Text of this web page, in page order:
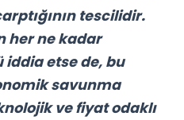
tescilidir.
her ne kadar
etse de, bu
savunma
ve fiyat odaklı